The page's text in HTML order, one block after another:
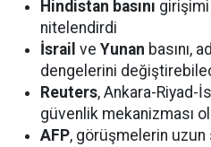
Hindistan basını
nitelendirdi
İsrail ve Yunan basını,
dengelerini
Reuters, Ankara-Riyad-
güvenlik mekanizması
AFP, görüşmelerin